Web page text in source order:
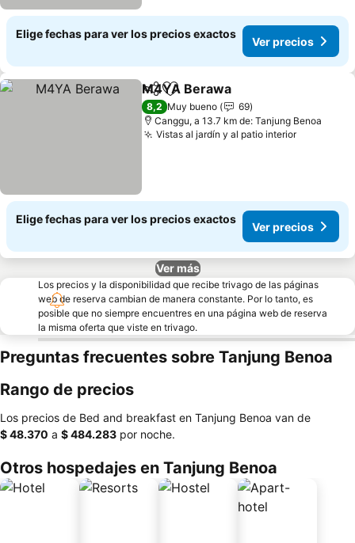
Elige fechas para ver los precios exactos
Ver precios
CompartirAgregar a favoritos
M4YA Berawa
8,2 Muy bueno
69
Canggu, a 13.7 km de: Tanjung Benoa
Vistas al jardín y al patio interior
Elige fechas para ver los precios exactos
Ver precios
Ver más
Los precios y la disponibilidad que recibe trivago de las páginas
web de reserva cambian de manera constante. Por lo tanto, es
posible que no siempre encuentres en una página web de reserva
la misma oferta que viste en trivago.
Preguntas frecuentes sobre Tanjung Benoa
Rango de precios
Los precios de Bed and breakfast en Tanjung Benoa van de
‎$ 48.370 a ‎$ 484.283 por noche.
Otros hospedajes en Tanjung Benoa